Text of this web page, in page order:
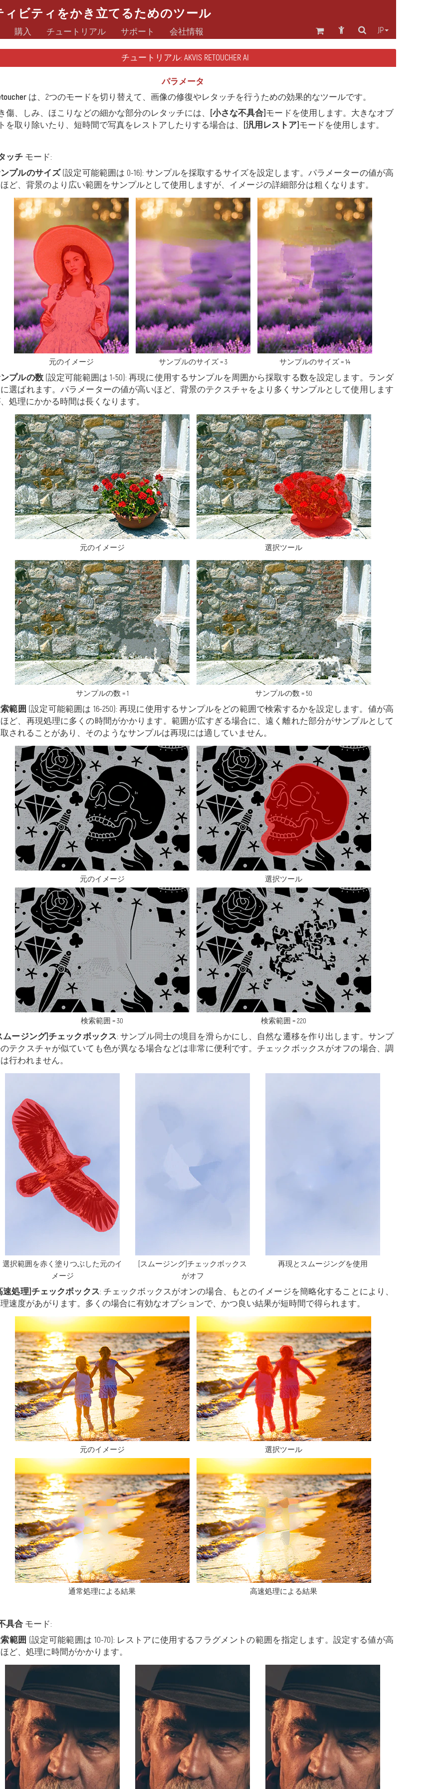
ィビティをかき立てるためのツール
JP
購入 チュートリアル サポート 会社情報
チュートリアル: AKVIS RETOUCHER AI
パラメータ
は、2つのモードを切り替えて、画像の修復やレタッチを行うための効果的なツールです。
傷、しみ、ほこりなどの細かな部分のレタッチには、 [小さな不具合]モードを使用します。大きなオブ
を取り除いたり、短時間で写真をレストアしたりする場合は、 [汎用レストア]モードを使用します。
ッチ モード:
プルのサイズ(設定可能範囲は 0-16): サンプルを採取するサイズを設定します。パラメーターの値が高
ど、背景のより広い範囲をサンプルとして使用しますが、イメージの詳細部分は粗くなります。
元のイメージ サンプルのサイズ = 3 サンプルのサイズ = 14
プルの数(設定可能範囲は 1-50): 再現に使用するサンプルを周囲から採取する数を設定します。ランダ
選ばれます。パラメーターの値が高いほど、背景のテクスチャをより多くサンプルとして使用します
処理にかかる時間は長くなります。
元のイメージ 選択ツール
サンプルの数 = 1 サンプルの数 = 50
範囲 (設定可能範囲は 16-250): 再現に使用するサンプルをどの範囲で検索するかを設定します。値が高
ど、再現処理に多くの時間がかかります。範囲が広すぎる場合に、遠く離れた部分がサンプルとして
されることがあり、そのようなサンプルは再現には適していません。
元のイメージ 選択ツール
検索範囲 = 30 検索範囲 = 220
ムージング]チェックボックス: サンプル同士の境目を滑らかにし、自然な遷移を作り出します。サンプ
テクスチャが似ていても色が異なる場合などは非常に便利です。チェックボックスがオフの場合、調
行われません。
選択範囲を赤く塗りつぶした元のイ
メージ
[スムージング]チェックボックス
がオフ
再現とスムージングを使用
速処理]チェックボックス: チェックボックスがオンの場合、もとのイメージを簡略化することにより、
速度があがります。多くの場合に有効なオプションで、かつ良い結果が短時間で得られます。
元のイメージ 選択ツール
通常処理による結果 高速処理による結果
具合 モード:
範囲 (設定可能範囲は 10-70): レストアに使用するフラグメントの範囲を指定します。設定する値が高
ど、処理に時間がかかります。